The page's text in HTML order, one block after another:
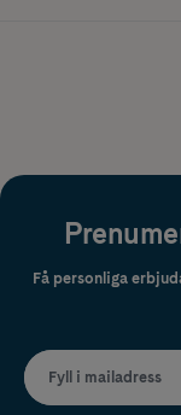
Få personliga
Fyll i mailadress